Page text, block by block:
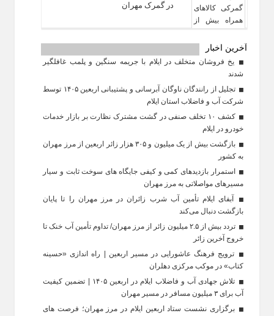
در گمرک مهران
آخرین اخبار
یخ‌ فروشان متخلف در ایلام با جریمه سنگین و پلمب غافلگیر
شدند
تجلیل از رانندگان ناوگان آبرسانی و پشتیبانی اربعین ۱۴۰۵ توسط
شرکت آب و فاضلاب استان ایلام
کشف ۱۰ تخلف صنفی در گشت مشترک نظارت بر بازار خدمات
خودرو در ایلام
بازگشت بیش از یک میلیون و ۳۰۵ هزار زائر اربعین از مرز مهران
به کشور
استمرار بازدیدهای کمی و کیفی جایگاه‌ های سوخت ثابت و سیار
مسیرهای مواصلاتی به مرز مهران
آبفای ایلام تأمین آب شرب زائران در مرز مهران را تا پایان
بازگشت دنبال می‌کند
تردد بیش از ۲.۵ میلیون زائر از مرز مهران/ تداوم تأمین آب خنک تا
خروج آخرین زائر
ترویج فرهنگ عاشورایی در مسیر اربعین | راه‌ اندازی «حسینه
کتاب» در موکب مرکزی دهلران
تلاش جهادی آب و فاضلاب ایلام در اربعین ۱۴۰۵ | تضمین کیفیت
آب برای ۳ میلیون مسافر در مسیر مهران
برگزاری نشست ستاد اربعین ایلام در مرز مهران؛ فرصت‌ های